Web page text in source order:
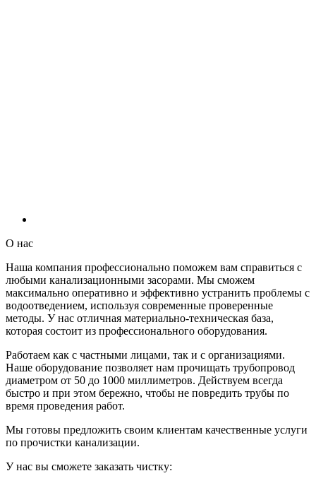
О нас
Наша компания профессионально поможем вам справиться с
любыми канализационными засорами. Мы сможем
максимально оперативно и эффективно устранить проблемы с
водоотведением, используя современные проверенные
методы. У нас отличная материально-техническая база,
которая состоит из профессионального оборудования.
Работаем как с частными лицами, так и с организациями.
Наше оборудование позволяет нам прочищать трубопровод
диаметром от 50 до 1000 миллиметров. Действуем всегда
быстро и при этом бережно, чтобы не повредить трубы по
время проведения работ.
Мы готовы предложить своим клиентам качественные услуги
по прочистки канализации.
У нас вы сможете заказать чистку: